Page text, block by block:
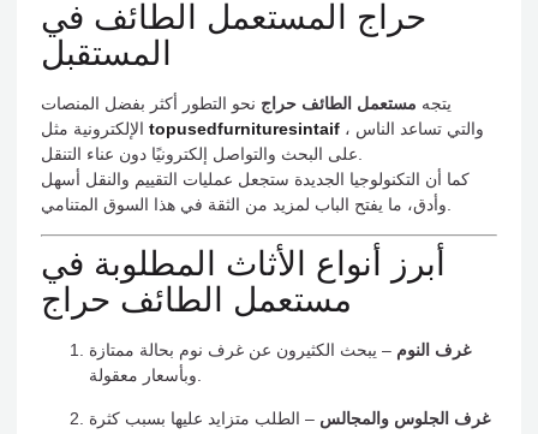
حراج المستعمل الطائف في
المستقبل
يتجه مستعمل الطائف حراج نحو التطور أكثر بفضل المنصات
topusedfurnituresintaif ، والتي تساعد الناس
كما أن التكنولوجيا الجديدة ستجعل عمليات التقييم والنقل أسهل
أبرز أنواع الأثاث المطلوبة في
مستعمل الطائف حراج
غرف النوم – يبحث الكثيرون عن غرف نوم بحالة ممتازة
غرف الجلوس والمجالس – الطلب متزايد عليها بسبب كثرة